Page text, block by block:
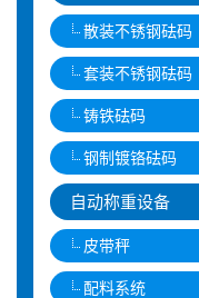
散装不锈钢砝码
套装不锈钢砝码
铸铁砝码
钢制镀铬砝码
自动称重设备
皮带秤
配料系统